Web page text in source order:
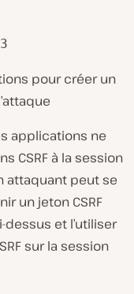
pour créer un
applications ne
CSRF à la session
attaquant peut se
un jeton CSRF
et l’utiliser
sur la session